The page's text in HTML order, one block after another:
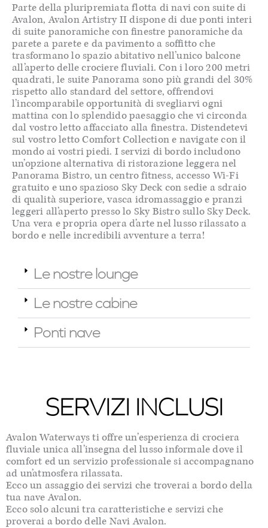
Parte della pluripremiata flotta di navi con suite di
Avalon, Avalon Artistry II dispone di due ponti interi
di suite panoramiche con finestre panoramiche da
parete a parete e da pavimento a soffitto che
trasformano lo spazio abitativo nell’unico balcone
all’aperto delle crociere fluviali. Con i loro 200 metri
quadrati, le suite Panorama sono più grandi del 30%
rispetto allo standard del settore, offrendovi
l’incomparabile opportunità di svegliarvi ogni
mattina con lo splendido paesaggio che vi circonda
dal vostro letto affacciato alla finestra. Distendetevi
sul vostro letto Comfort Collection e navigate con il
mondo ai vostri piedi. I servizi di bordo includono
un’opzione alternativa di ristorazione leggera nel
Panorama Bistro, un centro fitness, accesso Wi-Fi
gratuito e uno spazioso Sky Deck con sedie a sdraio
di qualità superiore, vasca idromassaggio e pranzi
leggeri all’aperto presso lo Sky Bistro sullo Sky Deck.
Una vera e propria opera d’arte nel lusso rilassato a
bordo e nelle incredibili avventure a terra!
Le nostre lounge
Le nostre cabine
Ponti nave
SERVIZI INCLUSI
Avalon Waterways ti offre un’esperienza di crociera
fluviale unica all’insegna del lusso informale dove il
comfort ed un servizio professionale si accompagnano
ad un’atmosfera rilassata.
Ecco un assaggio dei servizi che troverai a bordo della
tua nave Avalon.
Ecco solo alcuni tra caratteristiche e servizi che
proverai a bordo delle Navi Avalon.